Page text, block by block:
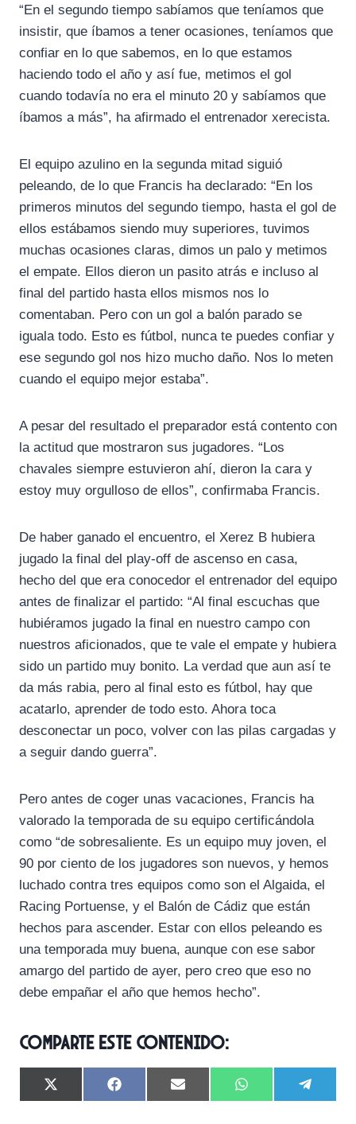
“En el segundo tiempo sabíamos que teníamos que
insistir, que íbamos a tener ocasiones, teníamos que
confiar en lo que sabemos, en lo que estamos
haciendo todo el año y así fue, metimos el gol
cuando todavía no era el minuto 20 y sabíamos que
íbamos a más”, ha afirmado el entrenador xerecista.
El equipo azulino en la segunda mitad siguió
peleando, de lo que Francis ha declarado: “En los
primeros minutos del segundo tiempo, hasta el gol de
ellos estábamos siendo muy superiores, tuvimos
muchas ocasiones claras, dimos un palo y metimos
el empate. Ellos dieron un pasito atrás e incluso al
final del partido hasta ellos mismos nos lo
comentaban. Pero con un gol a balón parado se
iguala todo. Esto es fútbol, nunca te puedes confiar y
ese segundo gol nos hizo mucho daño. Nos lo meten
cuando el equipo mejor estaba”.
A pesar del resultado el preparador está contento con
la actitud que mostraron sus jugadores. “Los
chavales siempre estuvieron ahí, dieron la cara y
estoy muy orgulloso de ellos”, confirmaba Francis.
De haber ganado el encuentro, el Xerez B hubiera
jugado la final del play-off de ascenso en casa,
hecho del que era conocedor el entrenador del equipo
antes de finalizar el partido: “Al final escuchas que
hubiéramos jugado la final en nuestro campo con
nuestros aficionados, que te vale el empate y hubiera
sido un partido muy bonito. La verdad que aun así te
da más rabia, pero al final esto es fútbol, hay que
acatarlo, aprender de todo esto. Ahora toca
desconectar un poco, volver con las pilas cargadas y
a seguir dando guerra”.
Pero antes de coger unas vacaciones, Francis ha
valorado la temporada de su equipo certificándola
como “de sobresaliente. Es un equipo muy joven, el
90 por ciento de los jugadores son nuevos, y hemos
luchado contra tres equipos como son el Algaida, el
Racing Portuense, y el Balón de Cádiz que están
hechos para ascender. Estar con ellos peleando es
una temporada muy buena, aunque con ese sabor
amargo del partido de ayer, pero creo que eso no
debe empañar el año que hemos hecho”.
Comparte este contenido:
C
o
X
(
C
o
F
a
C
o
E
m
C
o
W
h
C
o
e